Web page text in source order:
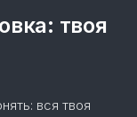
твоя
вся твоя